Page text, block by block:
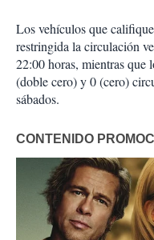
Los vehículos que
restringida la circulación
22:00 horas, mientras que
(doble cero) y 0 (cero)
sábados.